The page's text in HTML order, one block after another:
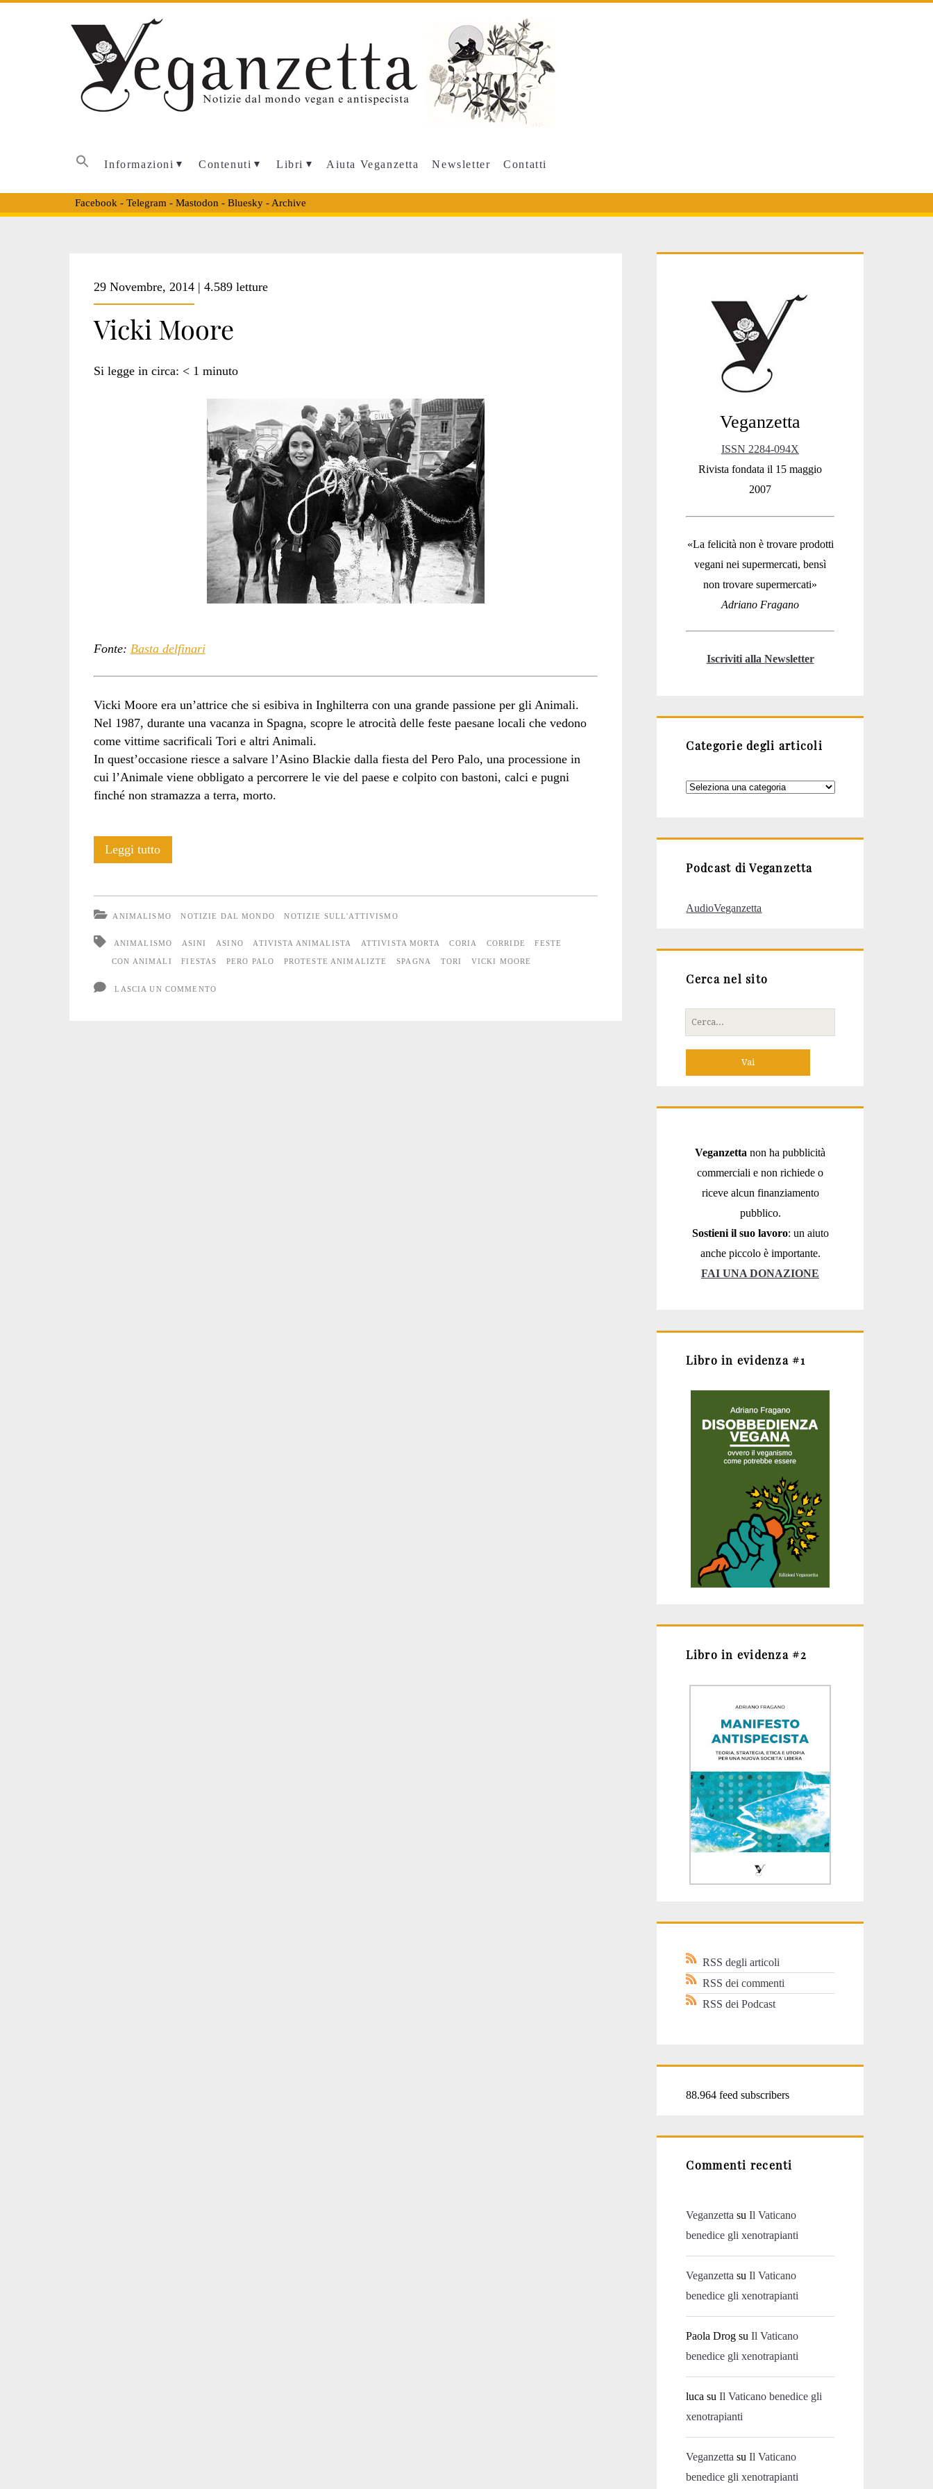
Informazioni Contenuti Libri Aiuta Veganzetta Newsletter Contatti
Facebook - Telegram - Mastodon - Bluesky- Archive
<span>fiestas</span>
29 Novembre, 2014 | 4.589 letture
Vicki Moore
Si legge in circa: < 1 minuto
Fonte: Basta delfinari
Vicki Moore era un’attrice che si esibiva in Inghilterra con una grande passione per gli Animali.
Nel 1987, durante una vacanza in Spagna, scopre le atrocità delle feste paesane locali che vedono
come vittime sacrificali Tori e altri Animali.
In quest’occasione riesce a salvare l’Asino Blackie dalla fiesta del Pero Palo, una processione in
cui l’Animale viene obbligato a percorrere le vie del paese e colpito con bastoni, calci e pugni
finché non stramazza a terra, morto.
Leggi tuttoVicki
ANIMALISMO NOTIZIE DAL MONDO NOTIZIE SULL'ATTIVISMO
ANIMALISMO ASINI ASINO ATIVISTA ANIMALISTA ATTIVISTA MORTA CORIA CORRIDE FESTE
CON ANIMALI FIESTAS PERO PALO PROTESTE ANIMALIZTE SPAGNA TORI VICKI MOORE
LASCIA UN COMMENTO
Sidebar
Veganzetta
ISSN 2284-094X
Rivista fondata il 15 maggio
2007
«La felicità non è trovare prodotti
vegani nei supermercati, bensì
non trovare supermercati»
Adriano Fragano
Iscriviti alla Newsletter
Categorie degli articoli
Categorie
Podcast di Veganzetta
AudioVeganzetta
Cerca nel sito
Cerca
per:
Veganzetta non ha pubblicità
commerciali e non richiede o
riceve alcun finanziamento
pubblico.
Sostieni il suo lavoro: un aiuto
anche piccolo è importante.
FAI UNA DONAZIONE
Libro in evidenza #1
Libro in evidenza #2
RSS degli articoli
RSS dei commenti
RSS dei Podcast
88.964 feed subscribers
Commenti recenti
Veganzetta suIl Vaticano
benedice gli xenotrapianti
Veganzetta suIl Vaticano
benedice gli xenotrapianti
Paola Drog suIl Vaticano
benedice gli xenotrapianti
luca suIl Vaticano benedice gli
xenotrapianti
Veganzetta suIl Vaticano
benedice gli xenotrapianti